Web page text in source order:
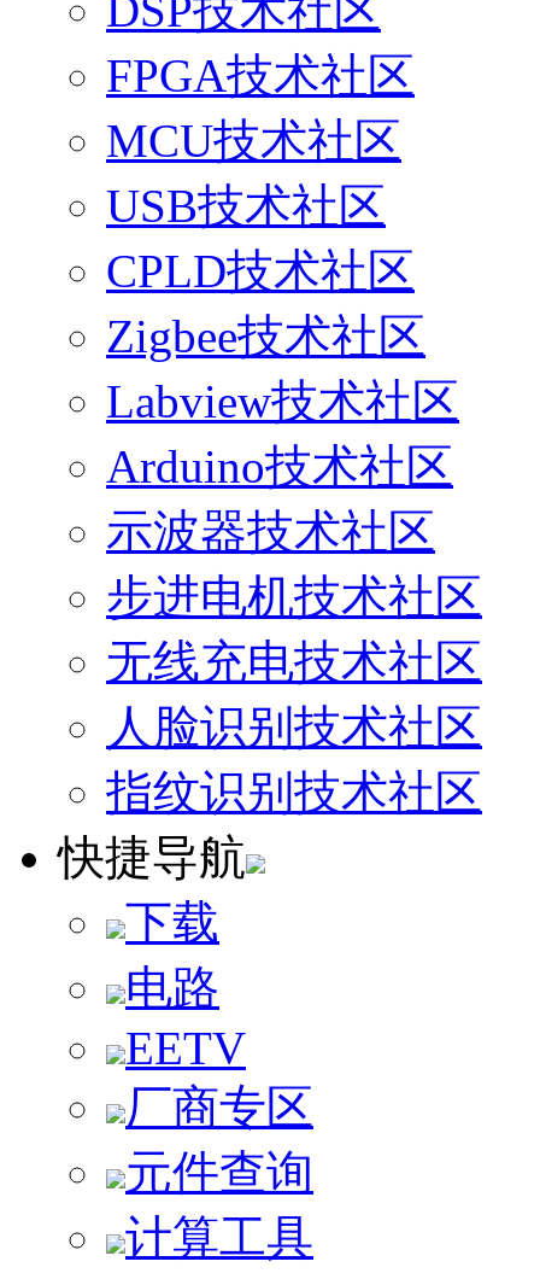
FPGA技术社区
MCU技术社区
USB技术社区
CPLD技术社区
Zigbee技术社区
Labview技术社区
Arduino技术社区
示波器技术社区
步进电机技术社区
无线充电技术社区
人脸识别技术社区
指纹识别技术社区
快捷导航
下载
电路
EETV
厂商专区
元件查询
计算工具